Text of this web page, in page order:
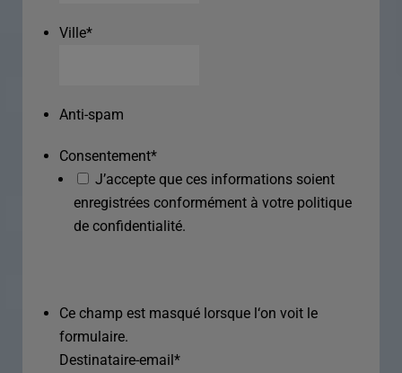
Ville*
Anti-spam
Consentement*
J’accepte que ces informations soient
enregistrées conformément à votre politique
de confidentialité.
Ce champ est masqué lorsque l‘on voit le
formulaire.
Destinataire-email*